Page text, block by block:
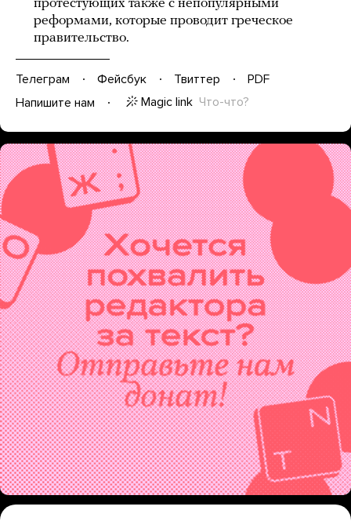
протестующих также с непопулярными
реформами, которые проводит греческое
правительство.
Телеграм Фейсбук Твиттер
PDF
Напишите нам
Magic link Что-что?